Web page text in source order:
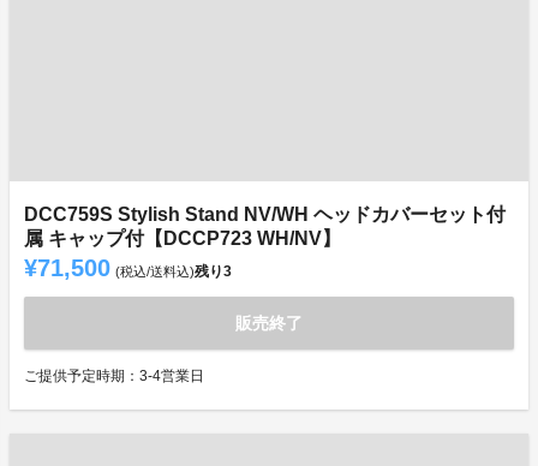
DCC759S Stylish Stand NV/WH ヘッドカバーセット付
属 キャップ付【DCCP723 WH/NV】
¥71,500 (税込/送料込)残り3
販売終了
ご提供予定時期：3-4営業日